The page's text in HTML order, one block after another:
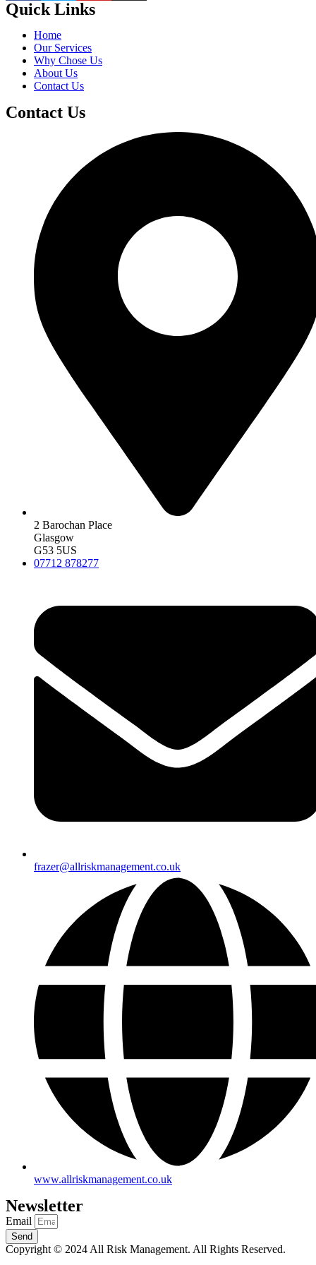
Quick Links
Home
Our Services
Why Chose Us
About Us
Contact Us
Contact Us
2 Barochan Place
Glasgow
G53 5US
07712 878277
frazer@allriskmanagement.co.uk
www.allriskmanagement.co.uk
Newsletter
Email
Send
Copyright © 2024 All Risk Management. All Rights Reserved.